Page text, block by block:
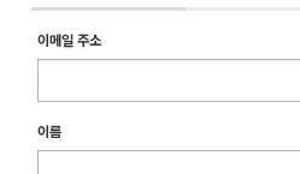
이메일 주소
이름